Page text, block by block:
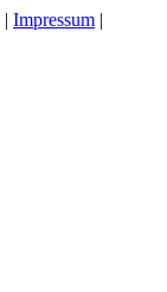
| Impressum |